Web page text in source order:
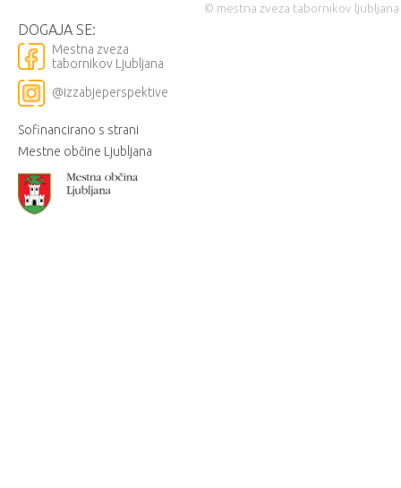
DOGAJA SE:
Mestna zveza
tabornikov Ljubljana
@izzabjeperspektive
Sofinancirano s strani
Mestne občine Ljubljana
© mestna zveza tabornikov